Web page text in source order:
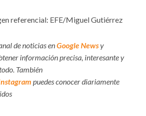
referencial: EFE/Miguel Gutiérrez
de noticias enGoogle Newsy
información precisa, interesante y
También
puedes conocer diariamente